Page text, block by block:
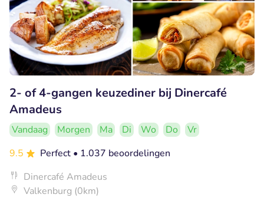
2- of 4-gangen keuzediner bij Dinercafé
Amadeus
Vandaag Morgen Ma Di Wo Do
Vr
9.5
Perfect • 1.037 beoordelingen
Dinercafé Amadeus
Valkenburg (0km)